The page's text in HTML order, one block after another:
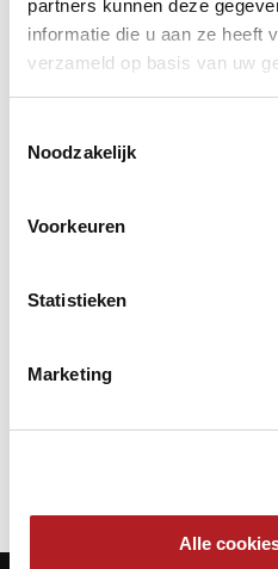
partners kunnen deze
informatie die u aan ze heeft
verzameld op basis van uw
Noodzakelijk
Voorkeuren
Statistieken
Marketing
Alle
Het NK Dames protocol is hier
https://knbb.freshdesk.com/
toernooi-protocol-nk-pool-
Mocht je nog verdere vragen
bij Liesbeth en Dirk Wiersma /
liesbeth.dirk@knbb.nl
We zien jullie inschrijvingen
Namens de KNBB Sectie Pool,